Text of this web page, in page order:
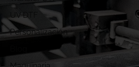
UV DTF
Personalización